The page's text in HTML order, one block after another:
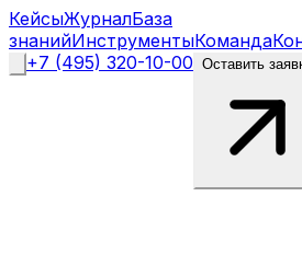
КейсыЖурналБаза
знанийИнструментыКоманда
+7 (495) 320-10-00 Оставить